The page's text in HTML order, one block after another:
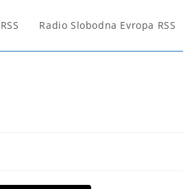
Radio Slobodna Evropa RSS